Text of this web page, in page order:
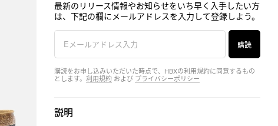
最新のリリース情報やお知らせをいち早く入手したい方
は、下記の欄にメールアドレスを入力して登録しよう。
購読
購読をお申し込みいただいた時点で、HBXの利用規約に同意するもの
とします。 利用規約 および プライバシーポリシー
説明